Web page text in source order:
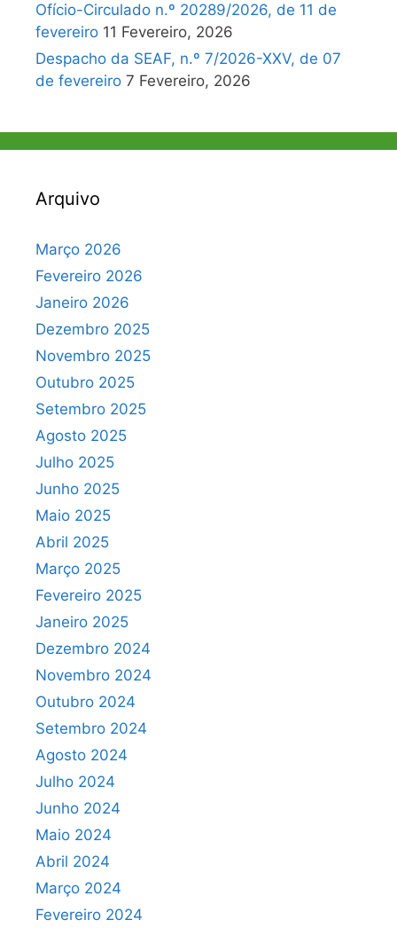
Ofício-Circulado n.º 20289/2026, de 11 de
fevereiro 11 Fevereiro, 2026
Despacho da SEAF, n.º 7/2026-XXV, de 07
de fevereiro 7 Fevereiro, 2026
Arquivo
Março 2026
Fevereiro 2026
Janeiro 2026
Dezembro 2025
Novembro 2025
Outubro 2025
Setembro 2025
Agosto 2025
Julho 2025
Junho 2025
Maio 2025
Abril 2025
Março 2025
Fevereiro 2025
Janeiro 2025
Dezembro 2024
Novembro 2024
Outubro 2024
Setembro 2024
Agosto 2024
Julho 2024
Junho 2024
Maio 2024
Abril 2024
Março 2024
Fevereiro 2024